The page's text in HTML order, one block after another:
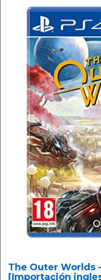
The Outer Worlds
[Importación